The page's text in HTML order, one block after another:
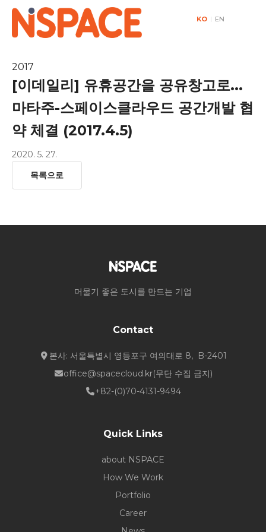
KO | EN
2017
[이데일리] 유휴공간을 공유창고로...
마타주-스페이스클라우드 공간개발 협
약 체결 (2017.4.5)
2020. 5. 27.
목록으로
머물기 좋은 도시를 만드는 기업
Contact
본사: 서울특별시 영등포구 여의대로 8, B-2401
office@spacecloud.kr(무단 수집 금지)
+82-(0)70-4131-9494
Quick Links
about NSPACE
How We Work
Portfolio
Career